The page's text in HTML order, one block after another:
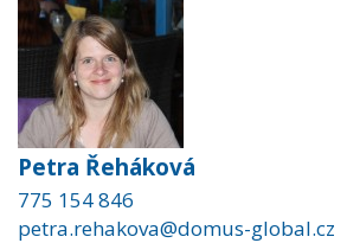
Petra Řeháková
775 154 846
petra.rehakova@domus-global.cz